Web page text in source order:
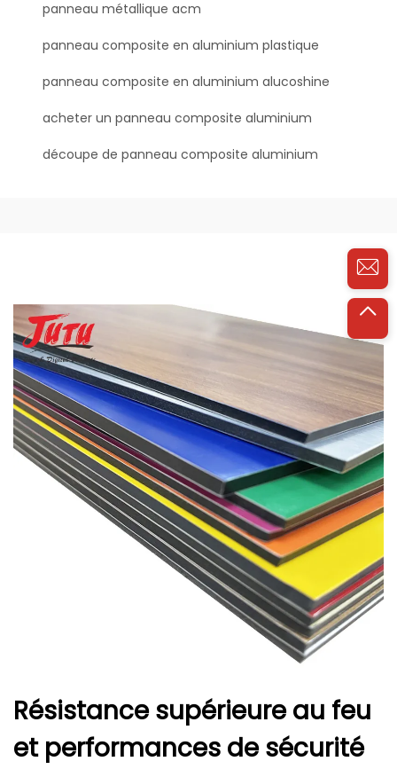
panneau métallique acm
panneau composite en aluminium plastique
panneau composite en aluminium alucoshine
acheter un panneau composite aluminium
découpe de panneau composite aluminium
Résistance supérieure au feu
et performances de sécurité